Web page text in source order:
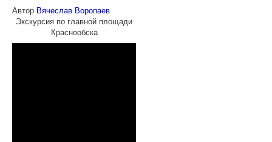
Автор Вячеслав Воропаев
Экскурсия по главной площади
Краснообска